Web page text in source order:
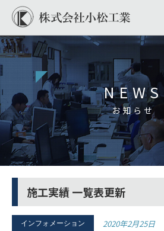
NEWS
お知らせ
施工実績 一覧表更新
インフォメーション 2020年2月25日